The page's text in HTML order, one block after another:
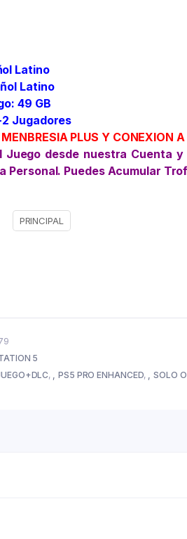
Latino
Latino
49 GB
Jugadores
MENBRESIA PLUS Y CONEXION
Juego desde nuestra Cuenta
Personal. Puedes Acumular
PRINCIPAL
5
, PS5 PRO ENHANCED, SOLO